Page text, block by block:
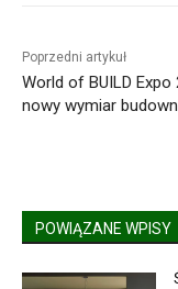
Poprzedni artykuł
World of BUILD Expo
nowy wymiar
POWIĄZANE WPISY